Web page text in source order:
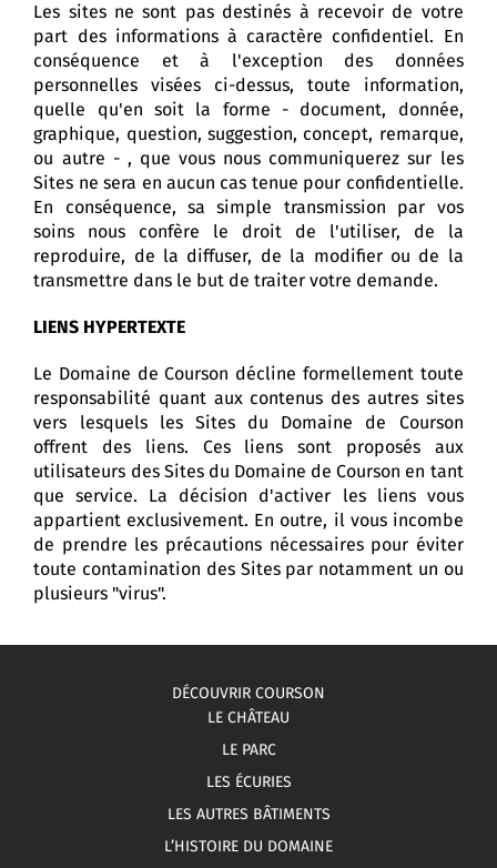
Les sites ne sont pas destinés à recevoir de votre
part des informations à caractère confidentiel. En
conséquence et à l'exception des données
personnelles visées ci-dessus, toute information,
quelle qu'en soit la forme - document, donnée,
graphique, question, suggestion, concept, remarque,
ou autre - , que vous nous communiquerez sur les
Sites ne sera en aucun cas tenue pour confidentielle.
En conséquence, sa simple transmission par vos
soins nous confère le droit de l'utiliser, de la
reproduire, de la diffuser, de la modifier ou de la
transmettre dans le but de traiter votre demande.
LIENS HYPERTEXTE
Le Domaine de Courson décline formellement toute
responsabilité quant aux contenus des autres sites
vers lesquels les Sites du Domaine de Courson
offrent des liens. Ces liens sont proposés aux
utilisateurs des Sites du Domaine de Courson en tant
que service. La décision d'activer les liens vous
appartient exclusivement. En outre, il vous incombe
de prendre les précautions nécessaires pour éviter
toute contamination des Sites par notamment un ou
plusieurs "virus".
DÉCOUVRIR COURSON
LE CHÂTEAU
LE PARC
LES ÉCURIES
LES AUTRES BÂTIMENTS
L’HISTOIRE DU DOMAINE